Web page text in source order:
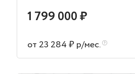
1 799 000 ₽
от 23 284 ₽ р/мес.